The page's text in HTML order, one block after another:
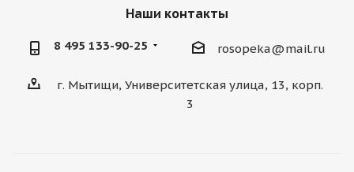
Наши контакты
8 495 133-90-25 rosopeka@mail.ru
г. Мытищи, Университетская улица, 13, корп.
3